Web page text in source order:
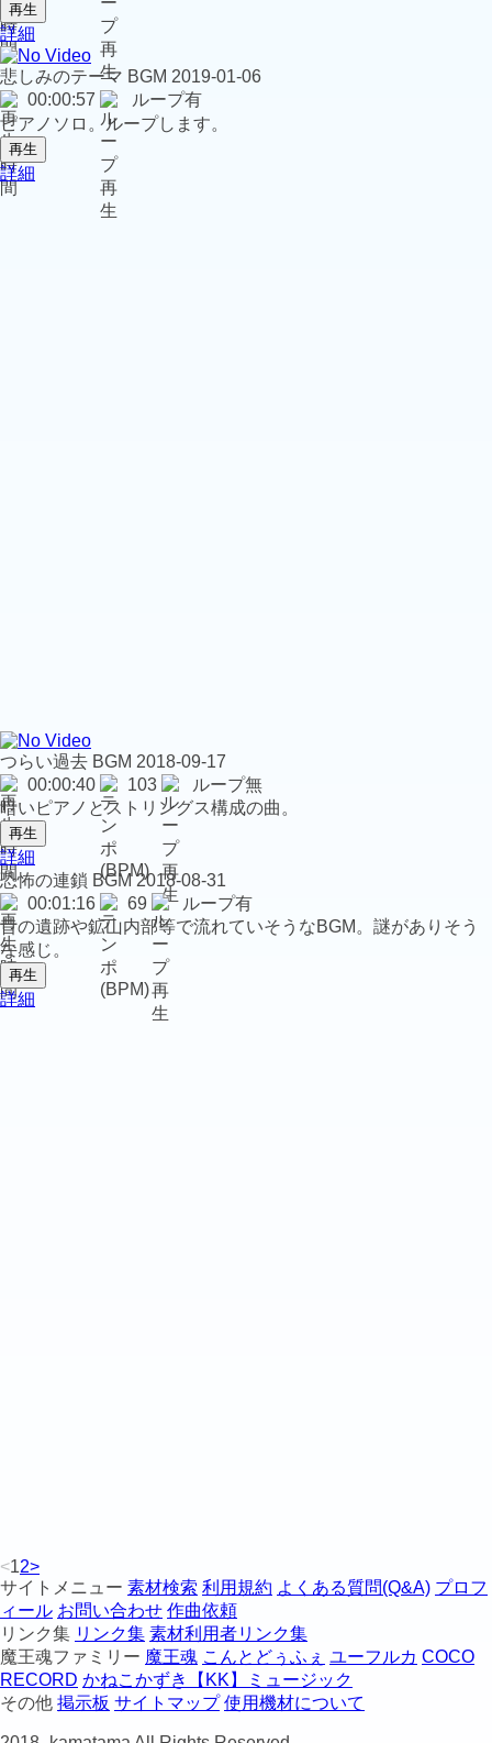
再生
詳細
悲しみのテーマ BGM 2019-01-06
00:00:57
ループ有
ピアノソロ。ループします。
再生
詳細
つらい過去 BGM 2018-09-17
00:00:40
103
ループ無
暗いピアノとストリングス構成の曲。
再生
詳細
恐怖の連鎖 BGM 2018-08-31
00:01:16
69
ループ有
昔の遺跡や鉱山内部等で流れていそうなBGM。謎がありそう
な感じ。
再生
詳細
<12>
サイトメニュー 素材検索 利用規約 よくある質問(Q&A) プロフ
ィール お問い合わせ 作曲依頼
リンク集 リンク集 素材利用者リンク集
魔王魂ファミリー 魔王魂 こんとどぅふぇ ユーフルカ COCO
RECORD かねこかずき【KK】ミュージック
その他 掲示板 サイトマップ 使用機材について